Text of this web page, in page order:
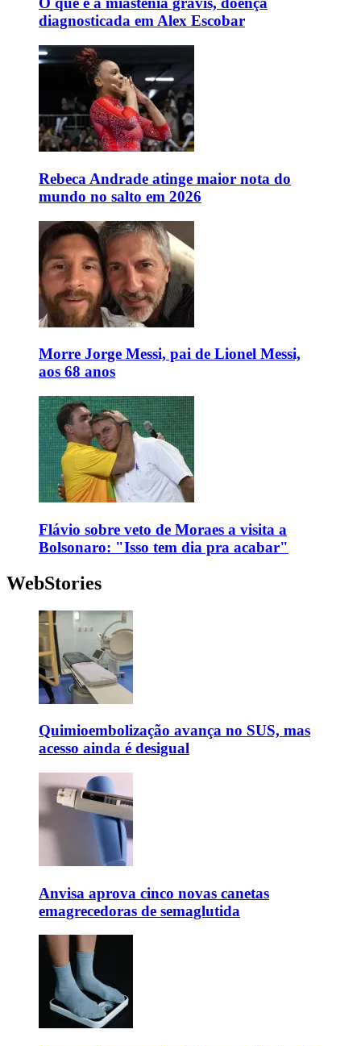
diagnosticada em Alex Escobar
Rebeca Andrade atinge maior nota do
mundo no salto em 2026
Morre Jorge Messi, pai de Lionel Messi,
aos 68 anos
Flávio sobre veto de Moraes a visita a
Bolsonaro: "Isso tem dia pra acabar"
WebStories
Quimioembolização avança no SUS, mas
acesso ainda é desigual
Anvisa aprova cinco novas canetas
emagrecedoras de semaglutida